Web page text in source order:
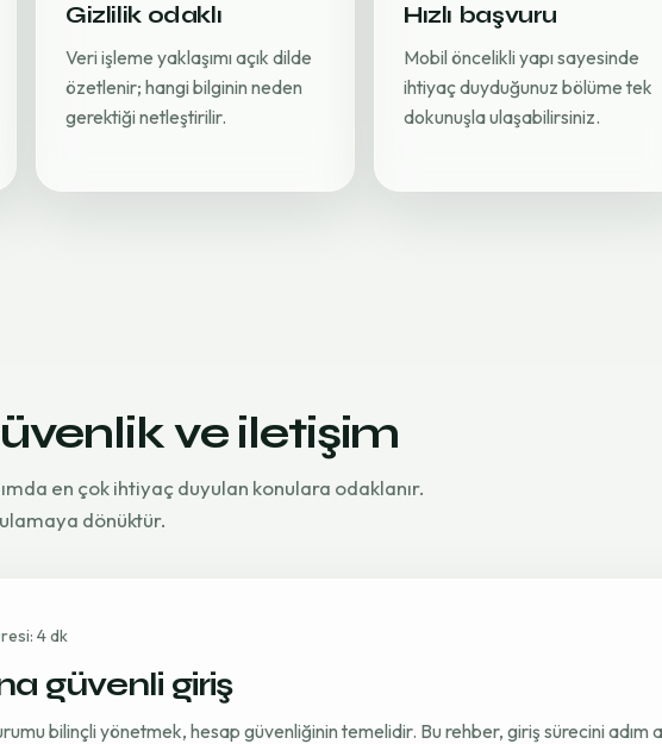
Gizlilik odaklı
Veri işleme yaklaşımı açık dilde
özetlenir; hangi bilginin neden
gerektiği netleştirilir.
Hızlı başvuru
Mobil öncelikli yapı sayesinde
ihtiyaç duyduğunuz bölüme tek
dokunuşla ulaşabilirsiniz.
ve iletişim
en çok ihtiyaç duyulan konulara odaklanır.
dönüktür.
4 dk
güvenli giriş
bilinçli yönetmek, hesap güvenliğinin temelidir. Bu rehber, giriş sürecini adım